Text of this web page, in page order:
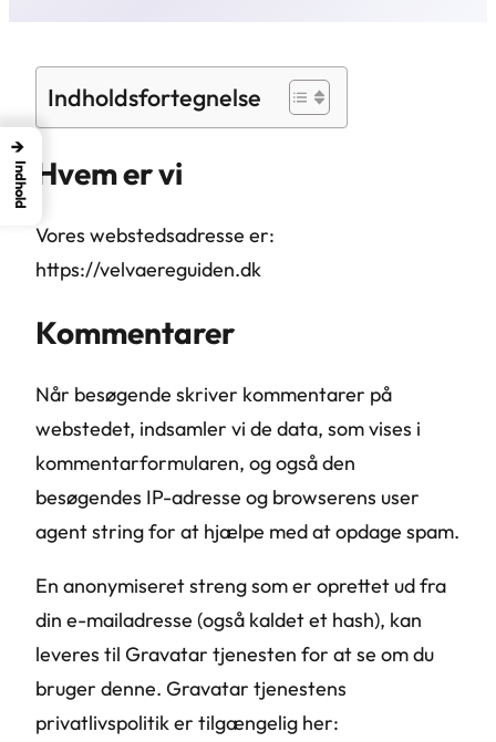
kommentarformularen, og også den besøgendes
Indholdsfortegnelse
Hvem er vi
Vores webstedsadresse er:
https://velvaereguiden.dk
Kommentarer
Når besøgende skriver kommentarer på
webstedet, indsamler vi de data, som vises i
kommentarformularen, og også den
besøgendes IP-adresse og browserens user
agent string for at hjælpe med at opdage spam.
En anonymiseret streng som er oprettet ud fra
din e-mailadresse (også kaldet et hash), kan
leveres til Gravatar tjenesten for at se om du
bruger denne. Gravatar tjenestens
privatlivspolitik er tilgængelig her:
→
Indhold